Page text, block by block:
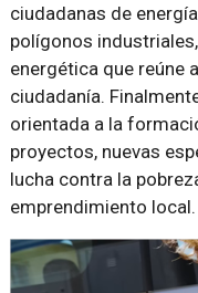
ciudadanas de
polígonos
energética que reúne
ciudadanía.
orientada a la
proyectos, nuevas
lucha contra la
emprendimiento local.